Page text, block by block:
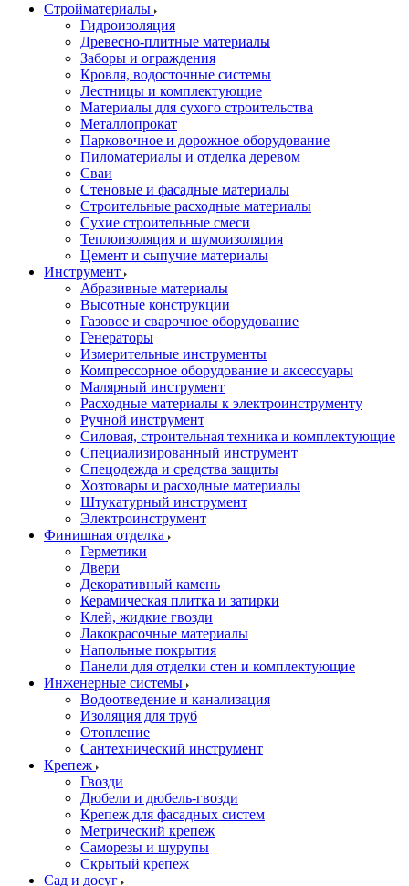
Стройматериалы
Гидроизоляция
Древесно-плитные материалы
Заборы и ограждения
Кровля, водосточные системы
Лестницы и комплектующие
Материалы для сухого строительства
Металлопрокат
Парковочное и дорожное оборудование
Пиломатериалы и отделка деревом
Сваи
Стеновые и фасадные материалы
Строительные расходные материалы
Сухие строительные смеси
Теплоизоляция и шумоизоляция
Цемент и сыпучие материалы
Инструмент
Абразивные материалы
Высотные конструкции
Газовое и сварочное оборудование
Генераторы
Измерительные инструменты
Компрессорное оборудование и аксессуары
Малярный инструмент
Расходные материалы к электроинструменту
Ручной инструмент
Силовая, строительная техника и комплектующие
Специализированный инструмент
Спецодежда и средства защиты
Хозтовары и расходные материалы
Штукатурный инструмент
Электроинструмент
Финишная отделка
Герметики
Двери
Декоративный камень
Керамическая плитка и затирки
Клей, жидкие гвозди
Лакокрасочные материалы
Напольные покрытия
Панели для отделки стен и комплектующие
Инженерные системы
Водоотведение и канализация
Изоляция для труб
Отопление
Сантехнический инструмент
Крепеж
Гвозди
Дюбели и дюбель-гвозди
Крепеж для фасадных систем
Метрический крепеж
Саморезы и шурупы
Скрытый крепеж
Сад и досуг